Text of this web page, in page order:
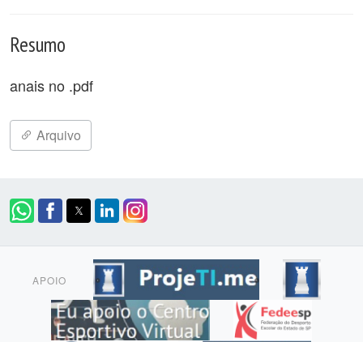
Resumo
anais no .pdf
Arquivo
APOIO